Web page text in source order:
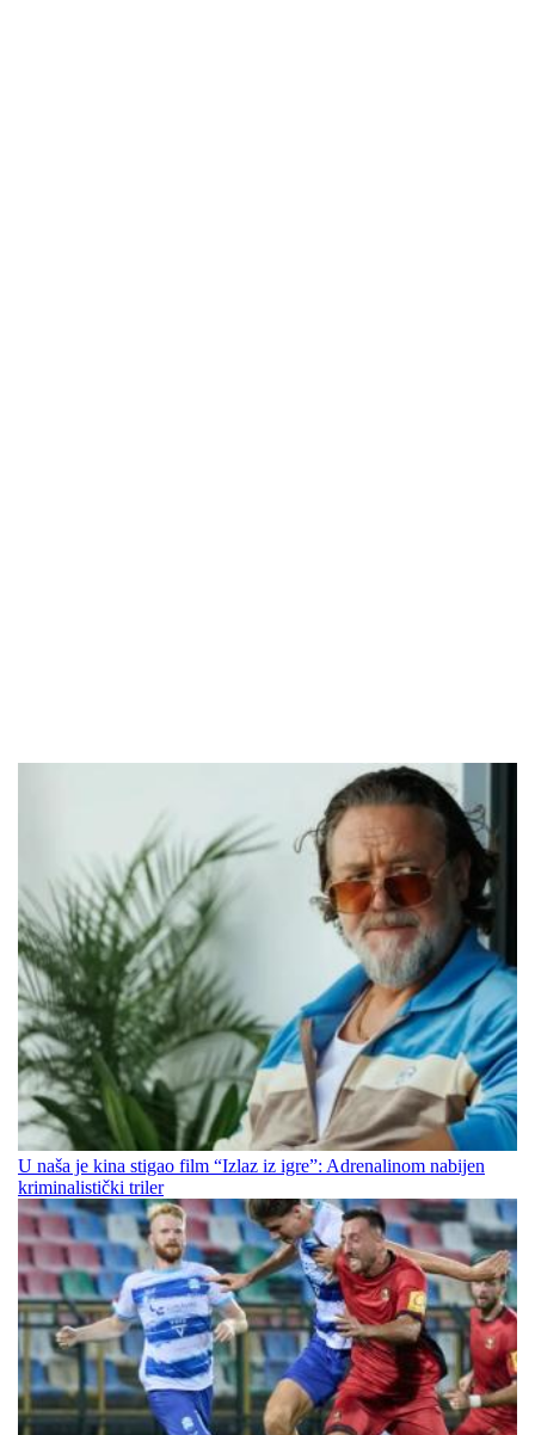
U naša je kina stigao film “Izlaz iz igre”: Adrenalinom nabijen
kriminalistički triler